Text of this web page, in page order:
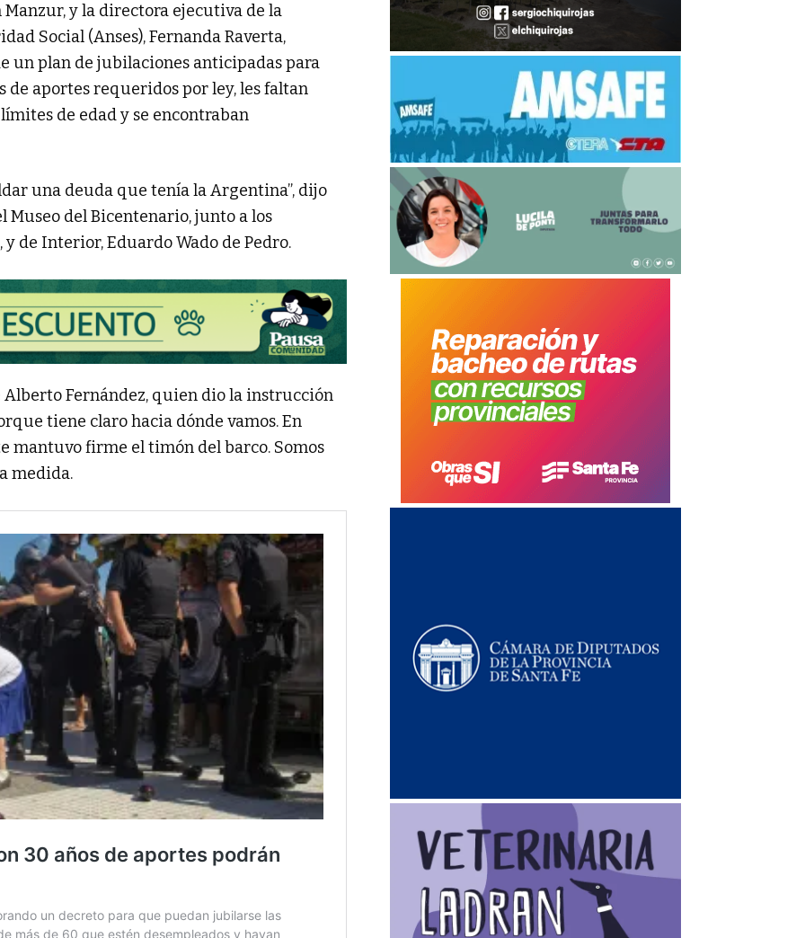
Manzur, y la directora ejecutiva de la
Social (Anses), Fernanda Raverta,
un plan de jubilaciones anticipadas para
de aportes requeridos por ley, les faltan
de edad y se encontraban
una deuda que tenía la Argentina”, dijo
del Bicentenario, junto a los
de Interior, Eduardo Wado de Pedro.
Alberto Fernández, quien dio la instrucción
tiene claro hacia dónde vamos. En
mantuvo firme el timón del barco. Somos
medida.